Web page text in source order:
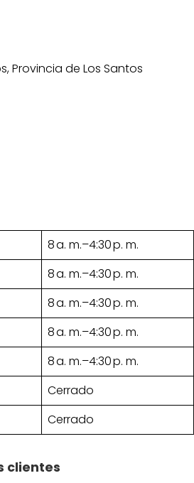
Provincia de Los Santos
8 a. m.–4:30 p. m.
8 a. m.–4:30 p. m.
8 a. m.–4:30 p. m.
8 a. m.–4:30 p. m.
8 a. m.–4:30 p. m.
Cerrado
Cerrado
clientes